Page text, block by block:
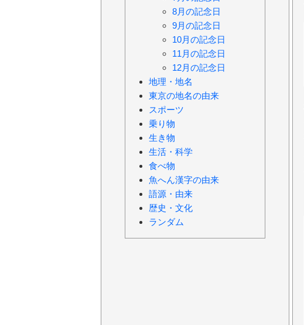
8月の記念日
9月の記念日
10月の記念日
11月の記念日
12月の記念日
地理・地名
東京の地名の由来
スポーツ
乗り物
生き物
生活・科学
食べ物
魚へん漢字の由来
語源・由来
歴史・文化
ランダム